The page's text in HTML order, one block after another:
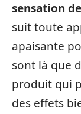
sensation
suit toute
apaisante
sont là que
produit qui
des effets